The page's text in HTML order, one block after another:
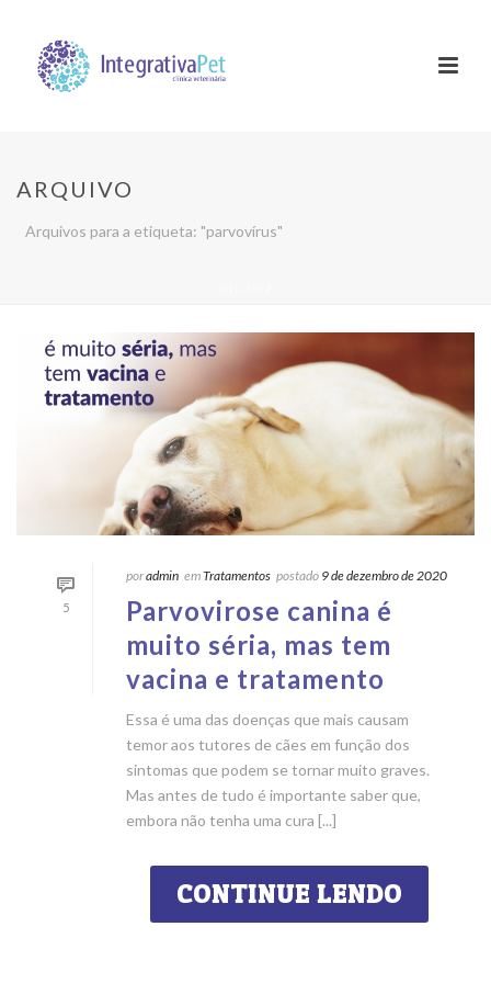
ARQUIVO
Arquivos para a etiqueta: "parvovírus"
5
poradmin emTratamentos postado 9 de dezembro de 2020
Parvovirose canina é
muito séria, mas tem
vacina e tratamento
Essa é uma das doenças que mais causam
temor aos tutores de cães em função dos
sintomas que podem se tornar muito graves.
Mas antes de tudo é importante saber que,
embora não tenha uma cura [...]
CONTINUE LENDO